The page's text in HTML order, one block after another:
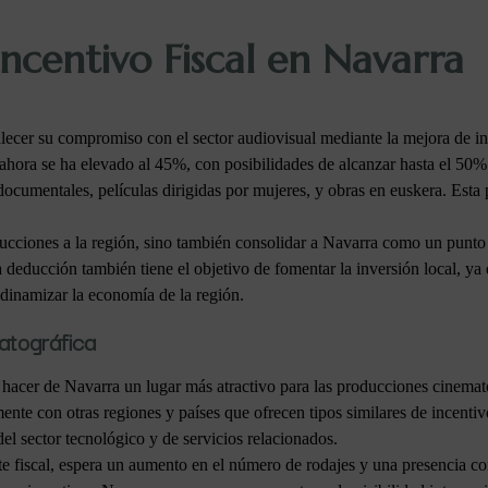
Fiscal en Navarra
su compromiso con el sector audiovisual mediante la mejora de
se ha elevado al 45%, con posibilidades de alcanzar hasta el
películas dirigidas por mujeres, y obras en euskera.
a la región, sino también consolidar a Navarra como un
también tiene el objetivo de fomentar la inversión local, ya
la economía de la región.
de Navarra un lugar más atractivo para las producciones
con otras regiones y países que ofrecen tipos similares de
sector tecnológico y de servicios relacionados.
fiscal, espera un aumento en el número de rodajes y una presencia